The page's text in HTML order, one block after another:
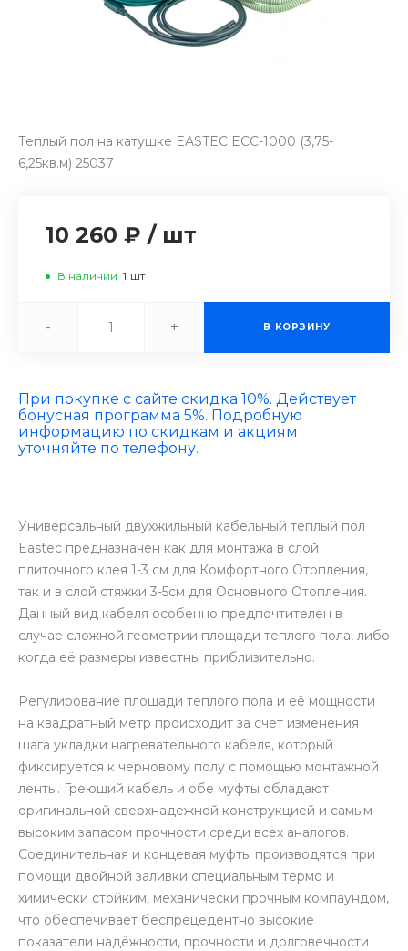
Теплый пол на катушке EASTEC ECC-1000 (3,75-
6,25кв.м) 25037
10 260 ₽ / шт
В наличии 1 шт
- + В КОРЗИНУ
При покупке с сайте скидка 10%. Действует
бонусная программа 5%. Подробную
информацию по скидкам и акциям
уточняйте по телефону.
Универсальный двухжильный кабельный теплый пол
Eastec предназначен как для монтажа в слой
плиточного клея 1-3 см для Комфортного Отопления,
так и в слой стяжки 3-5см для Основного Отопления.
Данный вид кабеля особенно предпочтителен в
случае сложной геометрии площади теплого пола, либо
когда её размеры известны приблизительно.
Регулирование площади теплого пола и её мощности
на квадратный метр происходит за счет изменения
шага укладки нагревательного кабеля, который
фиксируется к черновому полу с помощью монтажной
ленты. Греющий кабель и обе муфты обладают
оригинальной сверхнадежной конструкцией и самым
высоким запасом прочности среди всех аналогов.
Соединительная и концевая муфты производятся при
помощи двойной заливки специальным термо и
химически стойким, механически прочным компаундом,
что обеспечивает беспрецедентно высокие
показатели надёжности, прочности и долговечности